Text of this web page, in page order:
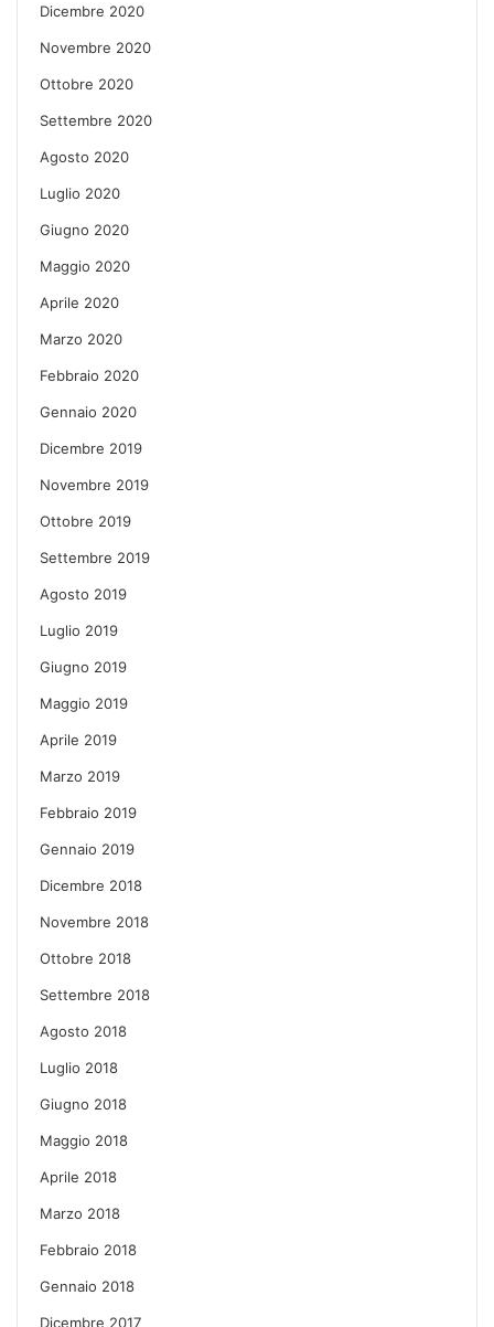
Dicembre 2020
Novembre 2020
Ottobre 2020
Settembre 2020
Agosto 2020
Luglio 2020
Giugno 2020
Maggio 2020
Aprile 2020
Marzo 2020
Febbraio 2020
Gennaio 2020
Dicembre 2019
Novembre 2019
Ottobre 2019
Settembre 2019
Agosto 2019
Luglio 2019
Giugno 2019
Maggio 2019
Aprile 2019
Marzo 2019
Febbraio 2019
Gennaio 2019
Dicembre 2018
Novembre 2018
Ottobre 2018
Settembre 2018
Agosto 2018
Luglio 2018
Giugno 2018
Maggio 2018
Aprile 2018
Marzo 2018
Febbraio 2018
Gennaio 2018
Dicembre 2017